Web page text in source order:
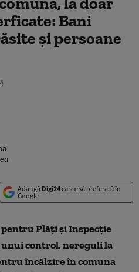
Bani
și persoane
Adaugă Digi24ca sursă preferată în
Google
Plăţi şi Inspecţie
unui control, nereguli la
încălzire în comuna